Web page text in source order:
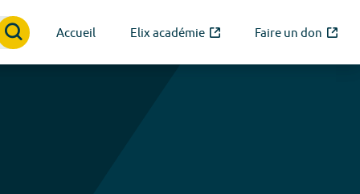
Accueil Elix académie Faire un don